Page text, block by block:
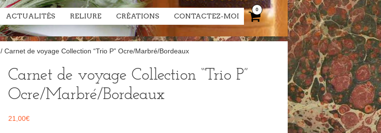
0
ACTUALITÉS RELIURE CRÉATIONS CONTACTEZ-MOI
/ Carnet de voyage Collection “Trio P” Ocre/Marbré/Bordeaux
Carnet de voyage Collection “Trio P”
Ocre/Marbré/Bordeaux
21,00€